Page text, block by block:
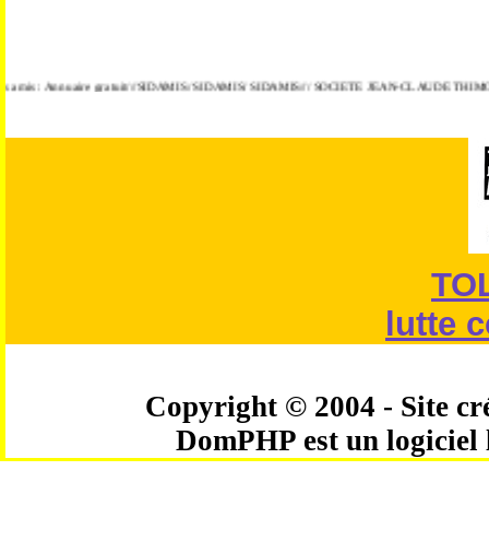
Annuaire gratuit///SIDAMIS/ SIDAMIS/ SIDAMIS/// SOCIETE JEAN-CLAUDE
lutte
Copyright © 2004 - Site
DomPHP est un